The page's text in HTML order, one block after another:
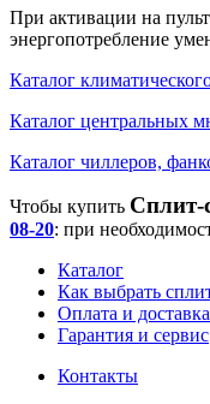
При активации на
энергопотребление
Каталог
Каталог центральных
Каталог чиллеров,
Чтобы купить Сплит-
08-20: при
Каталог
Как выбрать
Оплата и доставка
Гарантия и сервис
Контакты